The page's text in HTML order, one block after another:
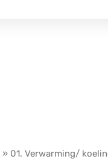
» 01. Verwarming/